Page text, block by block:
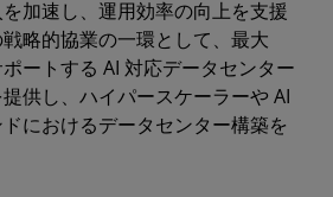
加速し、運用効率の向上を支援
略的協業の一環として、最大
ートする AI 対応データセンター
供し、ハイパースケーラーや AI
におけるデータセンター構築を